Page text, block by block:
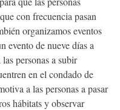
con frecuencia pasan
organizamos eventos
evento de nueve días a
personas a subir
en el condado de
a las personas a pasar
hábitats y observar